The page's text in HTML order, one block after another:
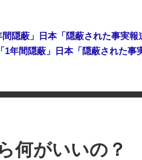
ウトが崩れたりする場合があります。
何がいいの？